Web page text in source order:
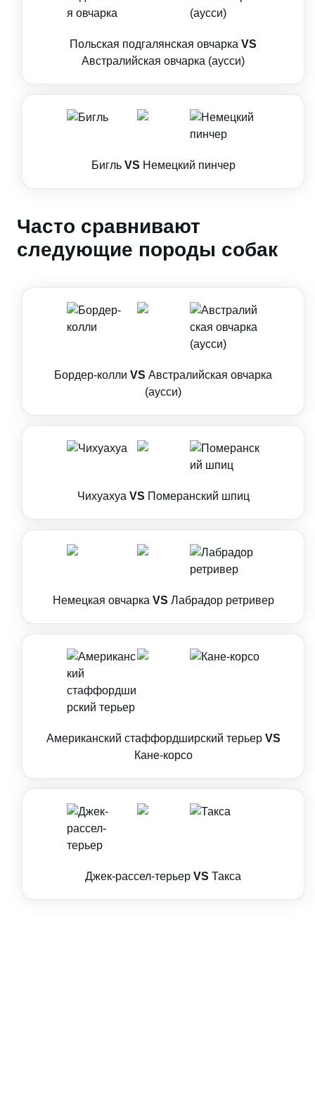
Польская подгалянская овчарка VS
Австралийская овчарка (аусси)
Бигль VS Немецкий пинчер
Часто сравнивают
следующие породы собак
Бордер-колли VS Австралийская овчарка
(аусси)
Чихуахуа VS Померанский шпиц
Немецкая овчарка VS Лабрадор ретривер
Американский стаффордширский терьер VS
Кане-корсо
Джек-рассел-терьер VS Такса